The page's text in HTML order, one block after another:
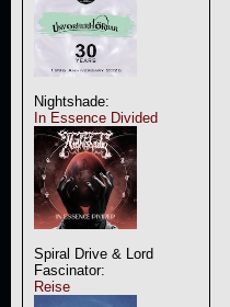
Nightshade:
In Essence Divided
Spiral Drive & Lord
Fascinator:
Reise